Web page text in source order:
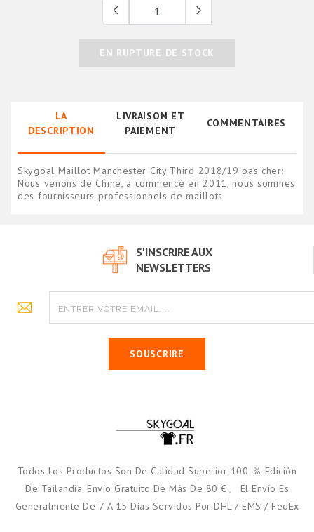
EN RUPTURE DE STOCK
LA
DESCRIPTION
LIVRAISON ET
PAIEMENT
COMMENTAIRES
Skygoal Maillot Manchester City Third 2018/19 pas cher:
Nous venons de Chine, a commencé en 2011, nous sommes
des fournisseurs professionnels de maillots.
S'INSCRIRE AUX
NEWSLETTERS
SOUSCRIRE
Todos Los Productos Son De Calidad Superior 100 ％ Edición
De Tailandia. Envío Gratuito De Más De 80 €。 El Envío Es
Generalmente De 7 A 15 Días Servidos Por DHL / EMS / FedEx